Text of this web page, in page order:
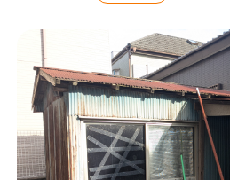
解体工事の流れ
会社概要
施工事例